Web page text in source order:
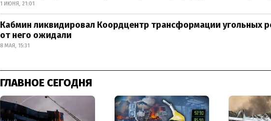
1 ИЮНЯ, 21:01
Кабмин ликвидировал Коордцентр трансформации угольных
от него ожидали
8 МАЯ, 15:31
ГЛАВНОЕ СЕГОДНЯ